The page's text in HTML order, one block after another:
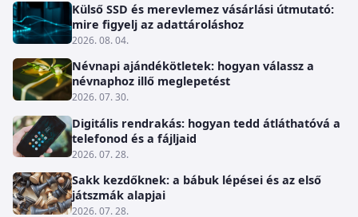
Külső SSD és merevlemez vásárlási útmutató:
mire figyelj az adattároláshoz
2026. 08. 04.
Névnapi ajándékötletek: hogyan válassz a
névnaphoz illő meglepetést
2026. 07. 30.
Digitális rendrakás: hogyan tedd átláthatóvá a
telefonod és a fájljaid
2026. 07. 28.
Sakk kezdőknek: a bábuk lépései és az első
játszmák alapjai
2026. 07. 28.